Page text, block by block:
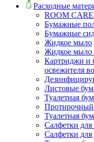
Расходные
ROOM CARE
Бумажные
Бумажные
Жидкое мыло
Жидкое мыло
Картриджи и
освежителя
Листовые
Туалетная
Протирочный
Туалетная
Салфетки для
Салфетки для